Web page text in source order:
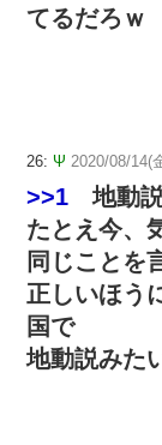
てるだろｗ
26: Ψ 2020/08/14(
>>1 地動
たとえ今、
同じことを
正しいほう
国で
地動説みた